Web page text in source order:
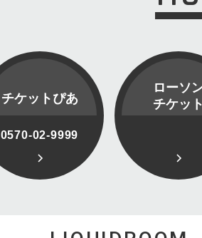
チケットぴあ
0570-02-9999
ローソ
チケット